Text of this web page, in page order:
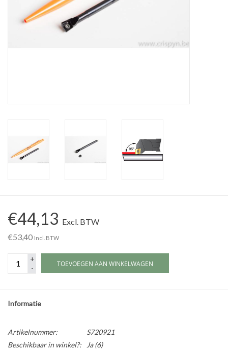
Alles om te Draaien |
Alles om te Zagen |
Verspaanbaar materiaal |
Machines |
Cadeaubonnen &
Relatiegeschenken |
Onderdelen |
Oliën & Smeermiddelen |
€44,13 Excl. BTW
€53,40 Incl. BTW
+
-
TOEVOEGEN AAN WINKELWAGEN
Informatie
Artikelnummer:
S720921
Beschikbaar in winkel?: Ja(6)